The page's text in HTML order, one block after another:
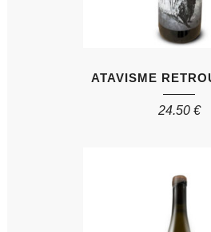
ATAVISME
24.50 €